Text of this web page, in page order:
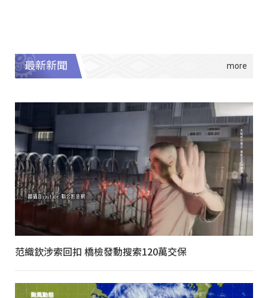
最新新聞
范織欽涉索回扣 橋檢發動搜索120萬交保